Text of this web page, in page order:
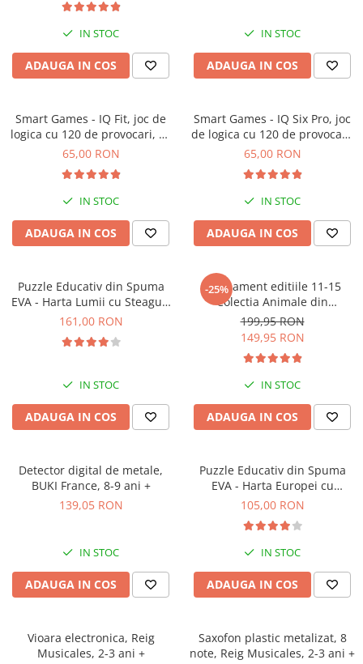
Jocuri dezvoltarea imaginatiei
Jocuri geografie
Jocuri invatat limba engleza
Jocuri si jucarii educative
Jocuri STEAM
Jucarii interactive
Masinute si trenulete
IN STOC
ADAUGA IN COS
IN STOC
ADAUGA IN COS
Smart Games - IQ Fit, joc de
logica cu 120 de provocari, 6+
ani
65,00 RON
IN STOC
ADAUGA IN COS
Smart Games - IQ Six Pro, joc
de logica cu 120 de provocari,
8+ ani
65,00 RON
IN STOC
ADAUGA IN COS
Puzzle Educativ din Spuma
EVA - Harta Lumii cu Steaguri
si Capitale, Imagimake, 5 ani+
161,00 RON
IN STOC
ADAUGA IN COS
-25%
Abonament editiile 11-15
Colectia Animale din
salbaticie
199,95 RON
149,95 RON
IN STOC
ADAUGA IN COS
Detector digital de metale,
BUKI France, 8-9 ani +
139,05 RON
IN STOC
ADAUGA IN COS
Puzzle Educativ din Spuma
EVA - Harta Europei cu
Steaguri si Capitale,
105,00 RON
IN STOC
ADAUGA IN COS
Vioara electronica, Reig
Musicales, 2-3 ani +
Saxofon plastic metalizat, 8
note, Reig Musicales, 2-3 ani +